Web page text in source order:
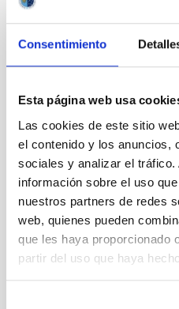
Consentimiento
Esta página web usa
Las cookies de este sitio
el contenido y los anuncios,
sociales y analizar el
información sobre el uso
nuestros partners de redes
web, quienes pueden
que les haya proporcionado
partir del uso que haya
Solar Orbiter Mission
Solar Orbiter Mission
SpaceSpace mission